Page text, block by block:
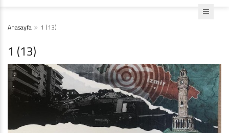
Anasayfa 1 (13)
1 (13)